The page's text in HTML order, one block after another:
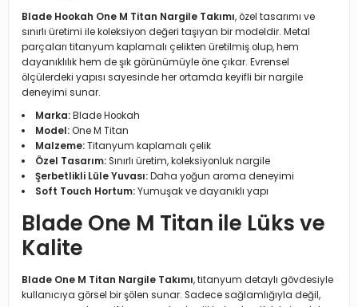
Blade Hookah One M Titan Nargile Takımı, özel tasarımı ve
sınırlı üretimi ile koleksiyon değeri taşıyan bir modeldir. Metal
parçaları titanyum kaplamalı çelikten üretilmiş olup, hem
dayanıklılık hem de şık görünümüyle öne çıkar. Evrensel
ölçülerdeki yapısı sayesinde her ortamda keyifli bir nargile
deneyimi sunar.
Marka:Blade Hookah
Model:One M Titan
Malzeme:Titanyum kaplamalı çelik
Özel Tasarım:Sınırlı üretim, koleksiyonluk nargile
Şerbetlikli Lüle Yuvası:Daha yoğun aroma deneyimi
Soft Touch Hortum:Yumuşak ve dayanıklı yapı
Blade One M Titan ile Lüks ve
Kalite
Blade One M Titan Nargile Takımı, titanyum detaylı gövdesiyle
kullanıcıya görsel bir şölen sunar. Sadece sağlamlığıyla değil,